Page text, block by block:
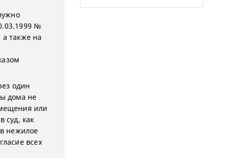
№
также на
один
дома не
или
суд, как
нежилое
всех